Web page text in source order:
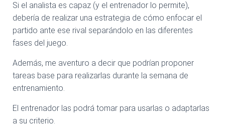
Si el analista es capaz (y el entrenador lo permite),
debería de realizar una estrategia de cómo enfocar el
partido ante ese rival separándolo en las diferentes
fases del juego.
Además, me aventuro a decir que podrían proponer
tareas base para realizarlas durante la semana de
entrenamiento.
El entrenador las podrá tomar para usarlas o adaptarlas
a su criterio.